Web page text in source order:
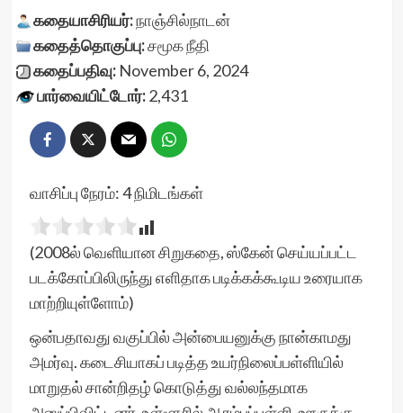
கதையாசிரியர்:நாஞ்சில்நாடன்
கதைத்தொகுப்பு:சமூக நீதி
கதைப்பதிவு:November 6, 2024
பார்வையிட்டோர்:2,431
வாசிப்பு நேரம்:4நிமிடங்கள்
(2008ல் வெளியான சிறுகதை, ஸ்கேன் செய்யப்பட்ட
படக்கோப்பிலிருந்து எளிதாக படிக்கக்கூடிய உரையாக
மாற்றியுள்ளோம்)
ஒன்பதாவது வகுப்பில் அன்பையனுக்கு நான்காமது
அமர்வு. கடைசியாகப் படித்த உயர்நிலைப்பள்ளியில்
மாறுதல் சான்றிதழ் கொடுத்து வல்லந்தமாக